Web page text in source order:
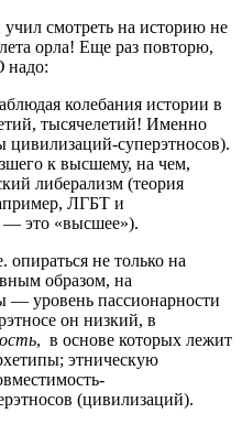
смотреть на историю не
орла! Еще раз повторю,
колебания истории в
тысячелетий! Именно
цивилизаций-суперэтносов).
к высшему, на чем,
либерализм (теория
ЛГБТ и
— это «высшее»).
опираться не только на
образом, на
— уровень пассионарности
он низкий, в
, в основе которых лежит
этническую
(цивилизаций).